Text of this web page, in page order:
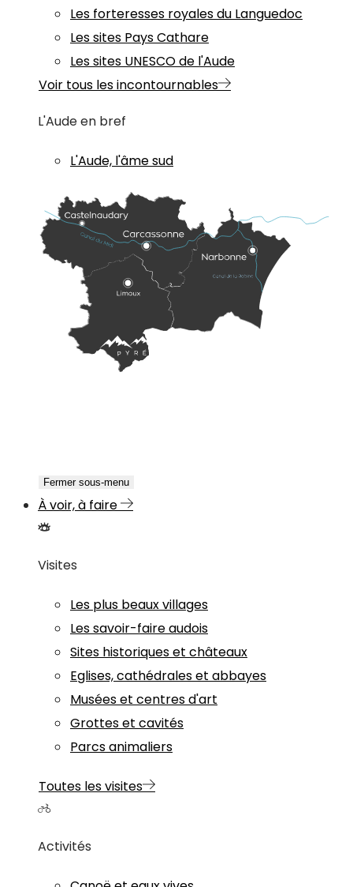
Les forteresses royales du Languedoc
Les sites Pays Cathare
Les sites UNESCO de l'Aude
Voir tous les incontournables
L'Aude en bref
L'Aude, l'âme sud
Fermer sous-menu
À voir, à faire
Visites
Les plus beaux villages
Les savoir-faire audois
Sites historiques et châteaux
Eglises, cathédrales et abbayes
Musées et centres d'art
Grottes et cavités
Parcs animaliers
Toutes les visites
Activités